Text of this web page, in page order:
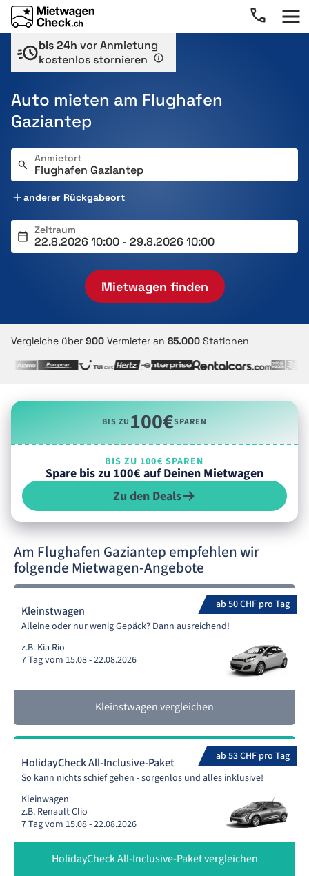
bis 24h vor Anmietung
kostenlos stornieren
Auto mieten am Flughafen
Gaziantep
Anmietort
anderer Rückgabeort
Zeitraum
Mietwagen finden
Vergleiche über 900 Vermieter an 85.000 Stationen
BIS ZU100€SPAREN
BIS ZU 100€ SPAREN
Spare bis zu 100€ auf Deinen Mietwagen
Zu den Deals
Am Flughafen Gaziantep empfehlen wir
folgende Mietwagen-Angebote
ab 50 CHF pro Tag
Kleinstwagen
Alleine oder nur wenig Gepäck? Dann ausreichend!
z.B. Kia Rio
7 Tag vom 15.08 - 22.08.2026
Kleinstwagen vergleichen
ab 53 CHF pro Tag
HolidayCheck All-Inclusive-Paket
So kann nichts schief gehen - sorgenlos und alles inklusive!
Kleinwagen
z.B. Renault Clio
7 Tag vom 15.08 - 22.08.2026
HolidayCheck All-Inclusive-Paket vergleichen